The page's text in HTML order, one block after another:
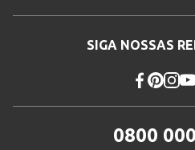
SIGA NOSSAS
0800